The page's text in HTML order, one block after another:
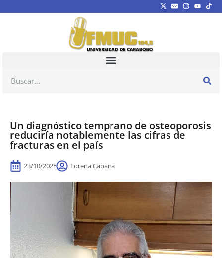
Un diagnóstico temprano de osteoporosis
reduciría notablemente las cifras de
fracturas en el país
23/10/2025 Lorena Cabana